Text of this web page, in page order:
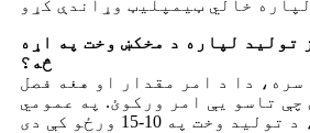
تولید لپاره د مخکښ وخت په اړه
څه؟
سره، دا د امر مقدار او هغه فصل
چې تاسو یې امر ورکوئ. په عمومي